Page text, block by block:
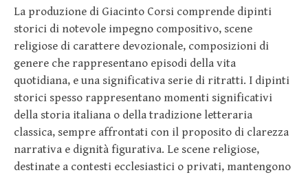
La produzione di Giacinto Corsi comprende dipinti
storici di notevole impegno compositivo, scene
religiose di carattere devozionale, composizioni di
genere che rappresentano episodi della vita
quotidiana, e una significativa serie di ritratti. I dipinti
storici spesso rappresentano momenti significativi
della storia italiana o della tradizione letteraria
classica, sempre affrontati con il proposito di clarezza
narrativa e dignità figurativa. Le scene religiose,
destinate a contesti ecclesiastici o privati, mantengono